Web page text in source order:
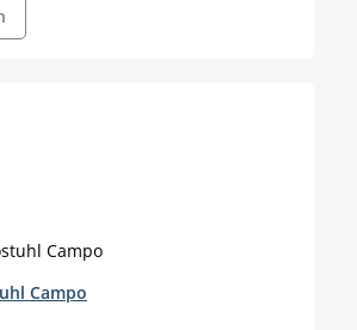
Campo